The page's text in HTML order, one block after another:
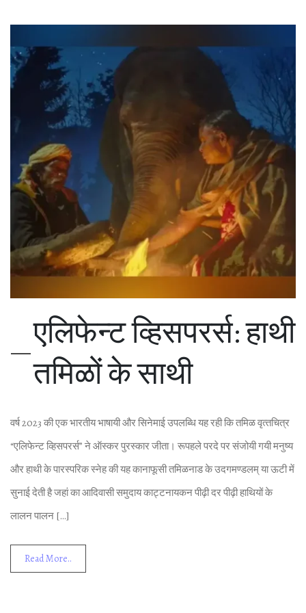
एल‍िफेन्‍ट व्‍ह‍िसपरर्स: हाथी
तम‍िळों के साथी
वर्ष 2023 की एक भारतीय भाषायी और स‍िनेमाई उपलब्‍ध‍ि यह रही क‍ि तम‍िळ वृत्‍तच‍ित्र
“एल‍िफेन्‍ट व्‍ह‍िसपरर्स” ने ऑस्कर पुरस्‍कार जीता। रूपहले परदे पर संजोयी गयी मनुष्‍य
और हाथी के पारस्‍पर‍िक स्‍नेह की यह कानाफूसी तम‍िळनाड के उदगमण्‍डलम् या ऊटी में
सुनाई देती है जहां का आद‍िवासी समुदाय काट्टनायकन पीढ़ी दर पीढ़ी हाथ‍ियों के
लालन पालन […]
Read More..